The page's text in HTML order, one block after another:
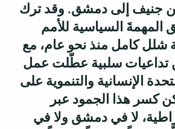
جنيف إلى دمشق. وقد ترك
المهمةَ السياسية للأمم
شلل كامل منذ نحو عام، مع
تداعيات سلبية عطّلت عمل
الإنسانية والتنموية على
كسر هذا الجمود عبر
لا في دمشق ولا في